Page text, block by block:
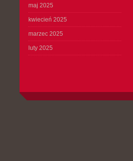
maj 2025
kwiecień 2025
marzec 2025
luty 2025